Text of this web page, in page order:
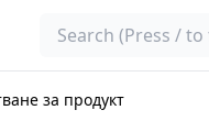
Search
за продукт